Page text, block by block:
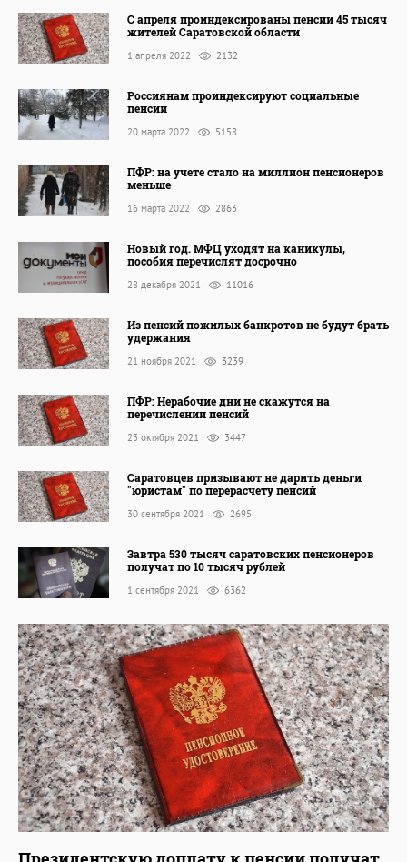
С апреля проиндексированы пенсии 45 тысяч
жителей Саратовской области
1 апреля 2022 2132
Россиянам проиндексируют социальные
пенсии
20 марта 2022 5158
ПФР: на учете стало на миллион пенсионеров
меньше
16 марта 2022 2863
Новый год. МФЦ уходят на каникулы,
пособия перечислят досрочно
28 декабря 2021 11016
Из пенсий пожилых банкротов не будут брать
удержания
21 ноября 2021 3239
ПФР: Нерабочие дни не скажутся на
перечислении пенсий
23 октября 2021 3447
Саратовцев призывают не дарить деньги
"юристам" по перерасчету пенсий
30 сентября 2021 2695
Завтра 530 тысяч саратовских пенсионеров
получат по 10 тысяч рублей
1 сентября 2021 6362